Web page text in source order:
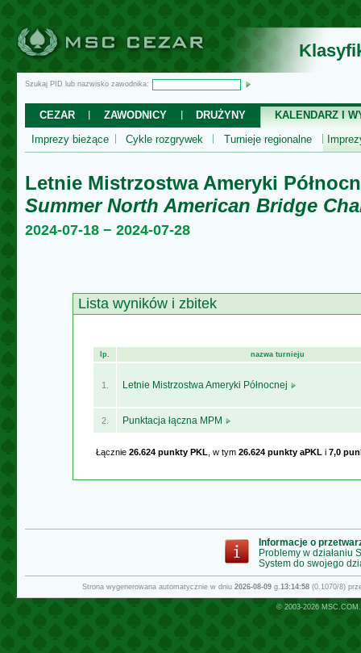
Szukaj PID lub nazwisko zawodnika:
CEZAR ZAWODNICY DRUŻYNY
KALENDARZ I
Imprezy bieżące
Cykle rozgrywek Turnieje regionalne
Letnie Mistrzostwa Ameryki
Summer North American Bridge
2024-07-18 − 2024-07-28
Lista wyników i zbitek
lp. nazwa turnieju
1. Letnie Mistrzostwa Ameryki Północnej
2. Punktacja łączna MPM
Łącznie 26.624 punkty PKL , w tym 26.624 punkty aPKL i 7,0
Informacje o
Problemy w działaniu
System do swojego
Strona wygenerowana automatycznie w dniu 2026-08-09g.13:14:58(0.1070/8)
© 2003-2026